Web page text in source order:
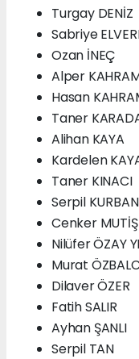
Turgay DENİZ
Sabriye
Ozan İNEÇ
Alper
Hasan
Taner
Alihan KAYA
Kardelen
Taner KINACI
Serpil KURBAN
Cenker MUTİŞ
Nilüfer ÖZAY
Murat
Dilaver ÖZER
Fatih SALIR
Ayhan ŞANLI
Serpil TAN